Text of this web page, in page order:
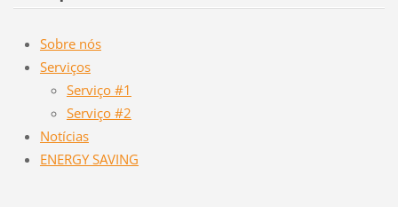
Sobre nós
Serviços
Serviço #1
Serviço #2
Notícias
ENERGY SAVING